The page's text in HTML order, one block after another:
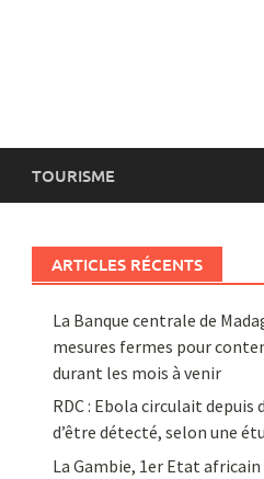
TOURISME
ARTICLES RÉCENTS
La Banque centrale de
mesures fermes pour
durant les mois à venir
RDC : Ebola circulait depuis
d’être détecté, selon une
La Gambie, 1er Etat